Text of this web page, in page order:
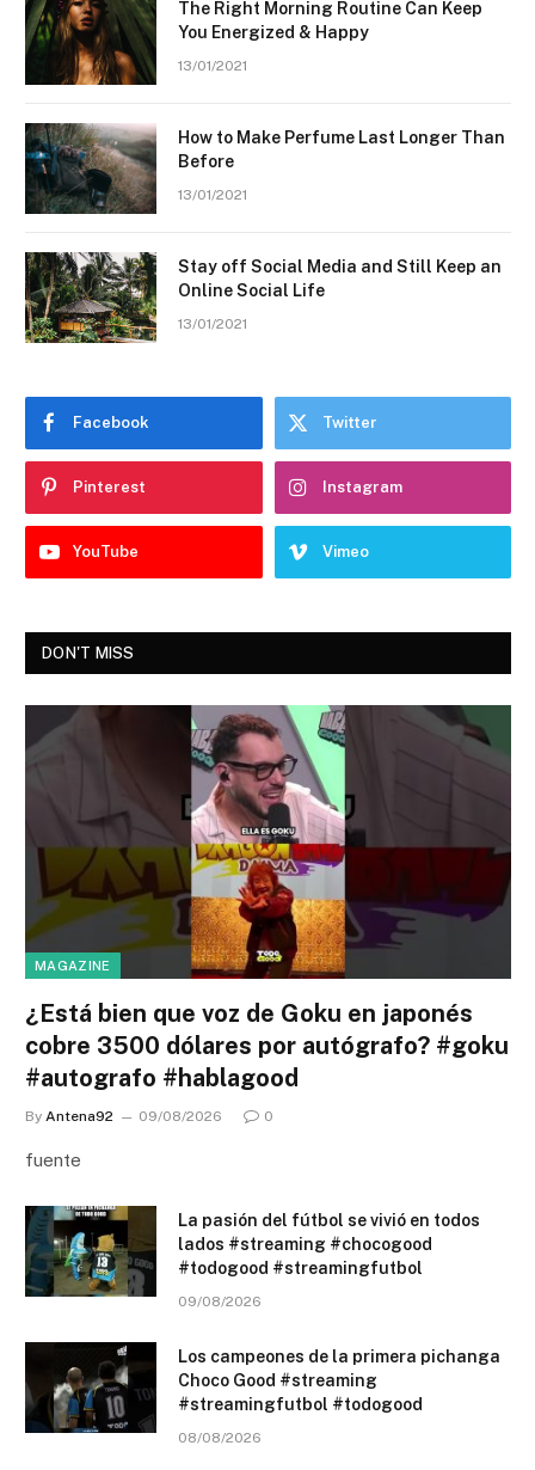
The Right Morning Routine Can Keep
You Energized & Happy
13/01/2021
How to Make Perfume Last Longer Than
Before
13/01/2021
Stay off Social Media and Still Keep an
Online Social Life
13/01/2021
Facebook Twitter
Pinterest Instagram
YouTube Vimeo
DON'T MISS
MAGAZINE
¿Está bien que voz de Goku en japonés
cobre 3500 dólares por autógrafo? #goku
#autografo #hablagood
By Antena92 09/08/2026 0
fuente
La pasión del fútbol se vivió en todos
lados #streaming #chocogood
#todogood #streamingfutbol
09/08/2026
Los campeones de la primera pichanga
Choco Good #streaming
#streamingfutbol #todogood
08/08/2026